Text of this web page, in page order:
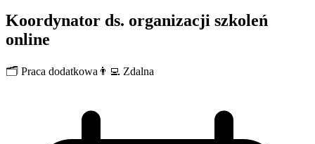
Koordynator ds. organizacji szkoleń
online
🗂️ Praca dodatkowa 👨‍💻 Zdalna